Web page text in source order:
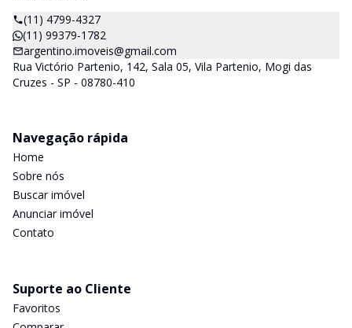
(11) 4799-4327
(11) 99379-1782
argentino.imoveis@gmail.com
Rua Victório Partenio, 142, Sala 05, Vila Partenio, Mogi das
Cruzes - SP - 08780-410
Navegação rápida
Home
Sobre nós
Buscar imóvel
Anunciar imóvel
Contato
Suporte ao Cliente
Favoritos